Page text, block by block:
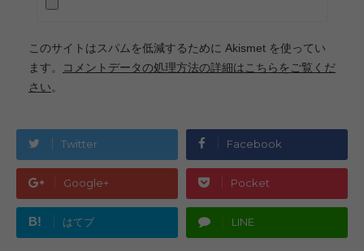
このサイトはスパムを低減するために Akismet を使ってい
ます。
コメントデータの処理方法の詳細はこちらをご覧くだ
さい。
Twitter Facebook
Google+ Pocket
B! はてブ LINE